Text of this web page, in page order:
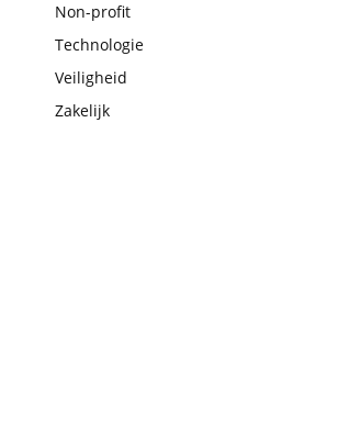
Non-profit
Technologie
Veiligheid
Zakelijk